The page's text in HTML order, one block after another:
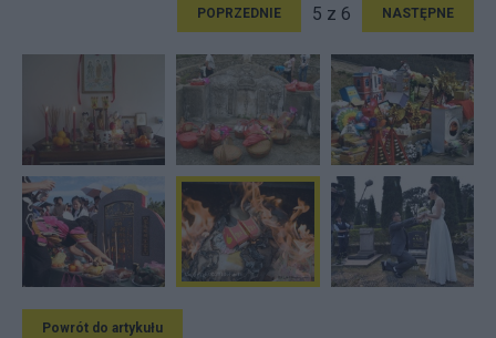
POPRZEDNIE 5 z 6 NASTĘPNE
Powrót do artykułu